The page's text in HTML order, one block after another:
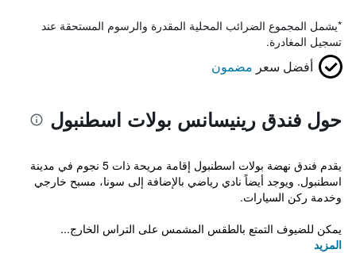
*يشمل المجموع الضرائب المحلية المقدرة والرسوم المستحقة عند
تسجيل المغادرة.
أفضل سعر مضمون
حول فندق رينيسانس بولات اسطنبول
يقدم فندق نهضة بولات اسطنبول إقامة مريحة ذات 5 نجوم في مدينة
اسطنبول. ويوجد أيضاً نادي رياضي بالإضافة إلى سونا، مسبح خارجي
وخدمة ركن السيارات.
يمكن للضيوف التمتع بالطقس المشمس على التراس الخارج...
المزيد